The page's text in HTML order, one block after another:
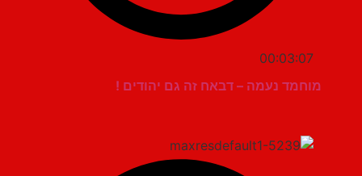
00:03:07
מוחמד נעמה – דבאח זה גם יהודים !